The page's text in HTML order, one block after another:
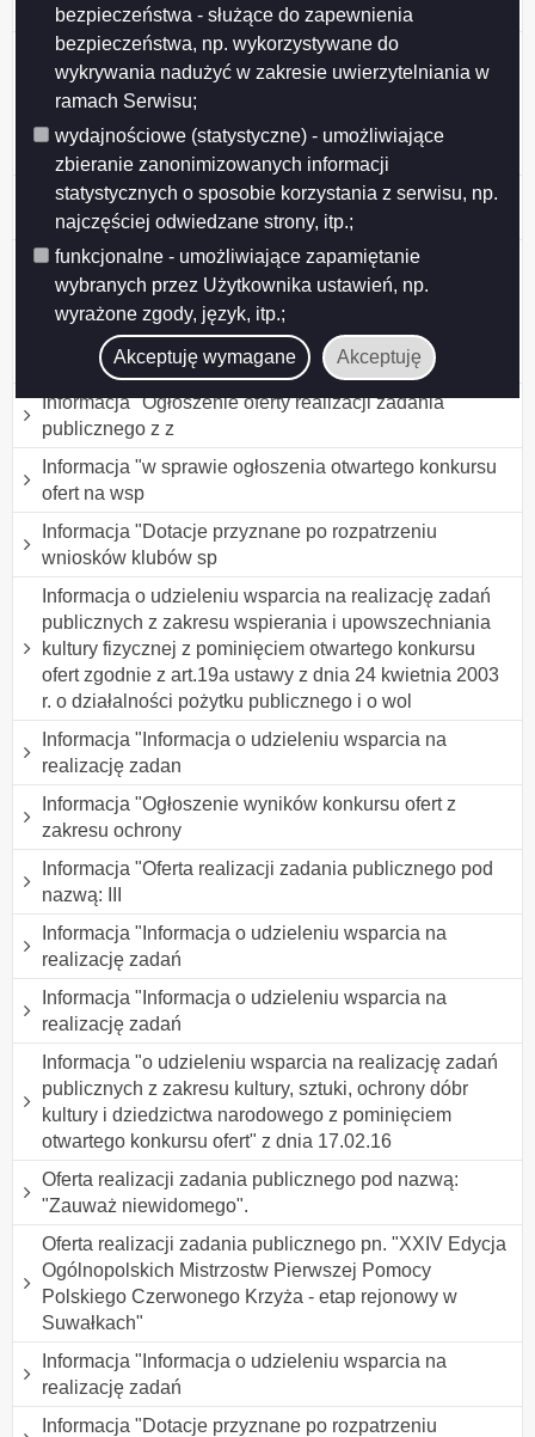
bezpieczeństwa - służące do zapewnienia
bezpieczeństwa, np. wykorzystywane do
wykrywania nadużyć w zakresie uwierzytelniania w
ramach Serwisu;
wydajnościowe (statystyczne) - umożliwiające
zbieranie zanonimizowanych informacji
statystycznych o sposobie korzystania z serwisu, np.
najczęściej odwiedzane strony, itp.;
funkcjonalne - umożliwiające zapamiętanie
wybranych przez Użytkownika ustawień, np.
wyrażone zgody, język, itp.;
Akceptuję wymagane Akceptuję
finanso
Informacja Dotacja przyznana po rozpatrzeniu wniosku
klubu sportowego złożonego przez klub z własnej
inicjatywy zgodnie z uchwałą nr XXXVII/396/2013
Rady Miejskiej w Suwałkach z dnia 28 maja 2013 r. w
sprawie określenia warunków i trybu finansowania ro
Informacja -ogłoszenie o realizacji zadań w ramach
inicjatywy lokalnej w 2016 r.
Informacja o udzieleniu wsparcia na realizację zadania
publicznego z zakresu ochrony i promocji zdrowia oraz
działalności na rzecz osób niepełnosprawnych pn.
"Wspieranie działań w zakresie profilaktyki zdrowotnej
i promocji zdrowego stylu życia" z pominię
Informacja "Ogłoszenie oferty realizacji zadania
publicznego z z
Informacja "w sprawie ogłoszenia otwartego konkursu
ofert na wsp
Informacja "Dotacje przyznane po rozpatrzeniu
wniosków klubów sp
Informacja o udzieleniu wsparcia na realizację zadań
publicznych z zakresu wspierania i upowszechniania
kultury fizycznej z pominięciem otwartego konkursu
ofert zgodnie z art.19a ustawy z dnia 24 kwietnia 2003
r. o działalności pożytku publicznego i o wol
Informacja "Informacja o udzieleniu wsparcia na
realizację zadan
Informacja "Ogłoszenie wyników konkursu ofert z
zakresu ochrony
Informacja "Oferta realizacji zadania publicznego pod
nazwą: III
Informacja "Informacja o udzieleniu wsparcia na
realizację zadań
Informacja "Informacja o udzieleniu wsparcia na
realizację zadań
Informacja "o udzieleniu wsparcia na realizację zadań
publicznych z zakresu kultury, sztuki, ochrony dóbr
kultury i dziedzictwa narodowego z pominięciem
otwartego konkursu ofert" z dnia 17.02.16
Oferta realizacji zadania publicznego pod nazwą:
"Zauważ niewidomego".
Oferta realizacji zadania publicznego pn. "XXIV Edycja
Ogólnopolskich Mistrzostw Pierwszej Pomocy
Polskiego Czerwonego Krzyża - etap rejonowy w
Suwałkach"
Informacja "Informacja o udzieleniu wsparcia na
realizację zadań
Informacja "Dotacje przyznane po rozpatrzeniu